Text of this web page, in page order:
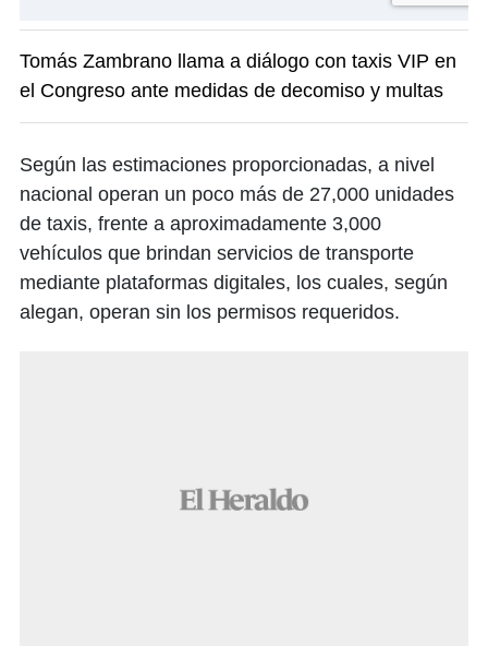
Tomás Zambrano llama a diálogo con taxis VIP en
el Congreso ante medidas de decomiso y multas
Según las estimaciones proporcionadas, a nivel
nacional operan un poco más de 27,000 unidades
de taxis, frente a aproximadamente 3,000
vehículos que brindan servicios de transporte
mediante plataformas digitales, los cuales, según
alegan, operan sin los permisos requeridos.​